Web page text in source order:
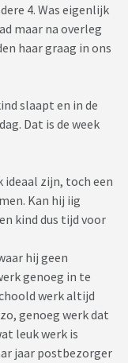
4. Was eigenlijk
maar na overleg
haar graag in ons
slaapt en in de
Dat is de week
ideaal zijn, toch een
Kan hij iig
kind dus tijd voor
hij geen
genoeg in te
werk altijd
genoeg werk dat
leuk werk is
jaar postbezorger